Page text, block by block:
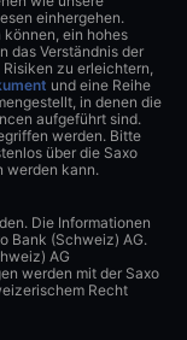
einhergehen.
ein hohes
das Verständnis der
zu erleichtern,
und eine Reihe
in denen die
aufgeführt sind.
werden. Bitte
über die Saxo
werden kann.
Die Informationen
Bank (Schweiz) AG.
AG
werden mit der Saxo
Recht